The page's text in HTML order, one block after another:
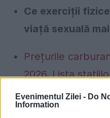
Evenimentul Zilei - Do
Information
Ce exerciții
viață sexuală
Prețurile
2026. Lista
tarife
Un mare retailer